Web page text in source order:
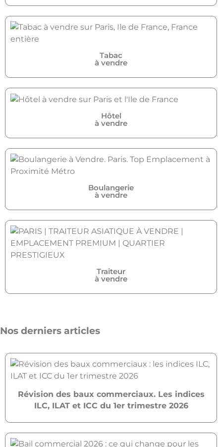
Tabac
à vendre
Hôtel
à vendre
Boulangerie
à vendre
Traiteur
à vendre
Nos derniers articles
Révision des baux commerciaux. Les indices
ILC, ILAT et ICC du 1er trimestre 2026